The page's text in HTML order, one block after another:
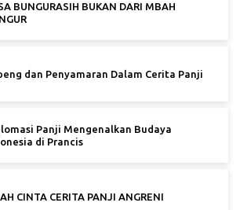
BUNGURASIH BUKAN DARI MBAH
dan Penyamaran Dalam Cerita Panji
Panji Mengenalkan Budaya
di Prancis
CINTA CERITA PANJI ANGRENI